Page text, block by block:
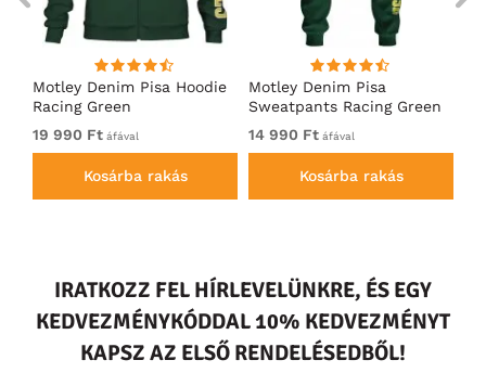
Motley Denim Pisa Hoodie
Racing Green
19 990 Ft áfával
Kosárba rakás
Motley Denim Pisa
Sweatpants Racing Green
14 990 Ft áfával
Kosárba rakás
IRATKOZZ FEL HÍRLEVELÜNKRE, ÉS EGY
KEDVEZMÉNYKÓDDAL 10% KEDVEZMÉNYT
KAPSZ AZ ELSŐ RENDELÉSEDBŐL!